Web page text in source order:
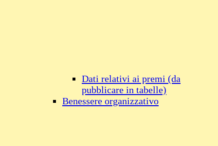
Dati relativi ai premi (da
pubblicare in tabelle)
Benessere organizzativo